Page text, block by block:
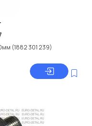
(1882 301 239)